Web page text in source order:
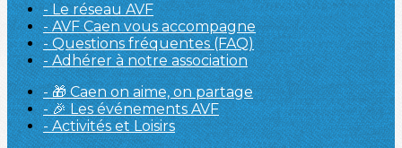
- Le réseau AVF
- AVF Caen vous accompagne
- Questions fréquentes (FAQ)
- Adhérer à notre association
- 🎁 Caen on aime, on partage
- 🎉 Les événements AVF
- Activités et Loisirs